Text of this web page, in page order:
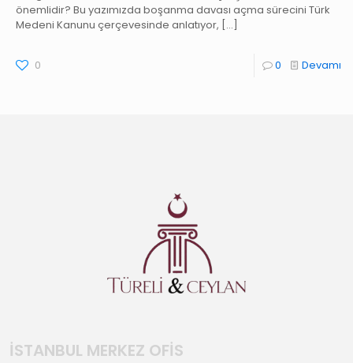
önemlidir? Bu yazımızda boşanma davası açma sürecini Türk
Medeni Kanunu çerçevesinde anlatıyor, […]
0 0 Devamı
İSTANBUL MERKEZ OFİS